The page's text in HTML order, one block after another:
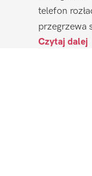
telefon
przegrzewa
Czytaj dalej